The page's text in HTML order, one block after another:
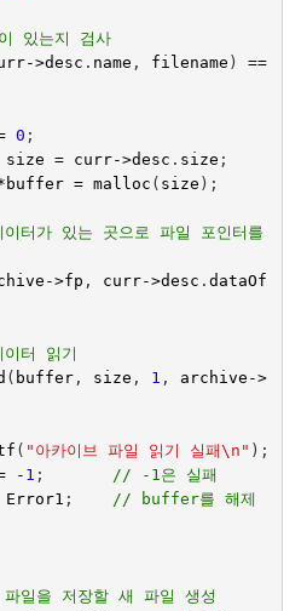
있는지 검사
->desc . name , filename )
==
0 ;
size = curr->desc . size ;
buffer = malloc ( size );
터가 있는 곳으로 파일 포인터를
->fp , curr->desc . dataOf
터 읽기
( buffer, size , 1 , archive ->
( "아카이브 파일 읽기 실패\n " );
- 1 ;
// -1은 실패
Error1 ;
// buffer를 해제
일을 저장할 새 파일 생성